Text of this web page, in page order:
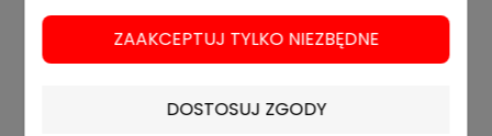
ZAAKCEPTUJ TYLKO NIEZBĘDNE
DOSTOSUJ ZGODY